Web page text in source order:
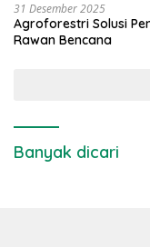
31 Desember 2025
Agroforestri Solusi
Rawan Bencana
Banyak dicari